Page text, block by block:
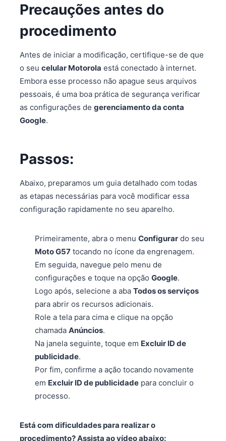
Precauções antes do
procedimento
Antes de iniciar a modificação, certifique-se de que
o seu celular Motorola está conectado à internet.
Embora esse processo não apague seus arquivos
pessoais, é uma boa prática de segurança verificar
as configurações de gerenciamento da conta
Google.
Passos:
Abaixo, preparamos um guia detalhado com todas
as etapas necessárias para você modificar essa
configuração rapidamente no seu aparelho.
Primeiramente, abra o menu Configurar do seu
Moto G57 tocando no ícone da engrenagem.
Em seguida, navegue pelo menu de
configurações e toque na opção Google.
Logo após, selecione a aba Todos os serviços
para abrir os recursos adicionais.
Role a tela para cima e clique na opção
chamada Anúncios.
Na janela seguinte, toque em Excluir ID de
publicidade.
Por fim, confirme a ação tocando novamente
em Excluir ID de publicidade para concluir o
processo.
Está com dificuldades para realizar o
procedimento? Assista ao vídeo abaixo: